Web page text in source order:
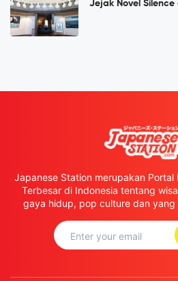
Jejak Novel
Japanese Station merupakan
Terbesar di Indonesia tentang
gaya hidup, pop culture dan